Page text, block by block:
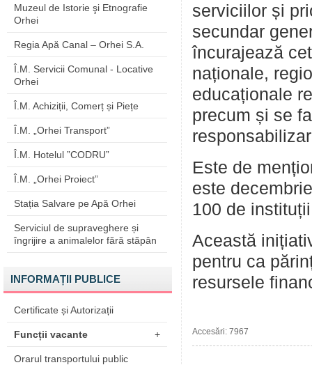
Muzeul de Istorie şi Etnografie
Orhei
Regia Apă Canal – Orhei S.A.
Î.M. Servicii Comunal - Locative
Orhei
Î.M. Achiziții, Comerț și Piețe
Î.M. „Orhei Transport”
Î.M. Hotelul ”CODRU”
Î.M. „Orhei Proiect”
Stația Salvare pe Apă Orhei
Serviciul de supraveghere și
îngrijire a animalelor fără stăpân
INFORMAȚII PUBLICE
Certificate și Autorizații
Funcții vacante +
Orarul transportului public
serviciilor și
secundar
încurajează
naționale,
educaționale
precum și se
Este de
este
100 de
Această
pentru ca
resursele
Accesări: 7967